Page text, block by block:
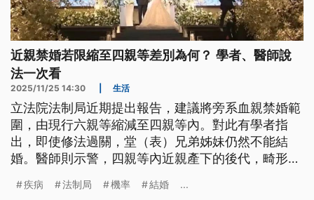
近親禁婚若限縮至四親等差別為何？ 學者、醫師說
法一次看
2025/11/25 14:30 生活
立法院法制局近期提出報告，建議將旁系血親禁婚範
圍，由現行六親等縮減至四親等內。對此有學者指
出，即使修法過關，堂（表）兄弟姊妹仍然不能結
婚。醫師則示警，四親等內近親產下的後代，畸形機
疾病 法制局 機率 結婚 ...